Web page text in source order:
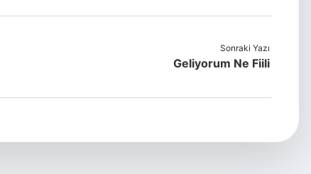
Sonraki Yazı
Geliyorum Ne Fiili